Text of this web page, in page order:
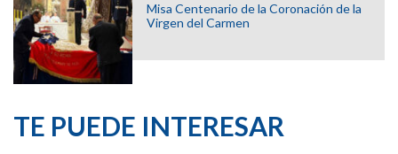
Misa Centenario de la Coronación de la
Virgen del Carmen
TE PUEDE INTERESAR